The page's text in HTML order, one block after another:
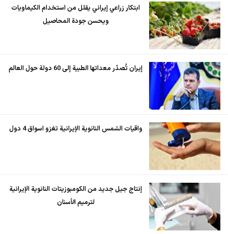
ابتكار زراعي إيراني يقلل من استخدام الكيماويات
ويحسن جودة المحاصيل
إيران تُصدّر معداتها الطبية إلى 60 دولة حول العالم
واقيات الشمس النانوية الإيرانية تغزو اسواق 4 دول
إنتاج جيل جديد من الكومبوزيتات النانوية الإيرانية
لترميم الأسنان